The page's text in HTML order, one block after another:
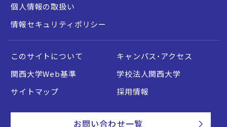
個人情報の取扱い
情報セキュリティポリシー
このサイトについて
キャンパス・アクセス
関西大学Web基準
学校法人関西大学
サイトマップ
採用情報
お問い合わせ一覧